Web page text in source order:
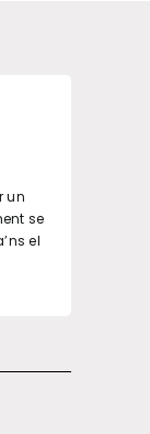
un
se
el